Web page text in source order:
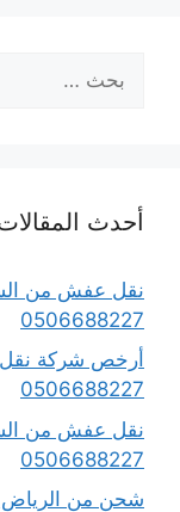
عن:
أحدث
نقل عفش من
0506688227
أرخص شركة
0506688227
نقل عفش من
0506688227
شحن من الرياض الى